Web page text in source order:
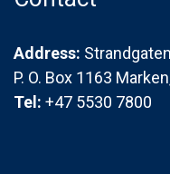
Address:
P. O. Box 1163
Tel: +47 5530 7800